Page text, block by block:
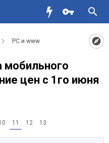
PC и www
мобильного
цен с 1го июня
11 12 13